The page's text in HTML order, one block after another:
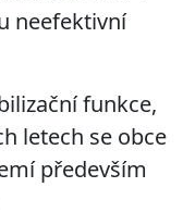
neefektivní
funkce,
letech se obce
především